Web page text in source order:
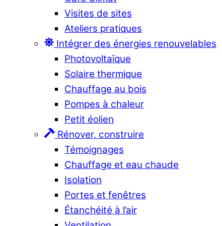
Visites de sites
Ateliers pratiques
Intégrer des énergies renouvelables
Photovoltaïque
Solaire thermique
Chauffage au bois
Pompes à chaleur
Petit éolien
Rénover, construire
Témoignages
Chauffage et eau chaude
Isolation
Portes et fenêtres
Étanchéité à l’air